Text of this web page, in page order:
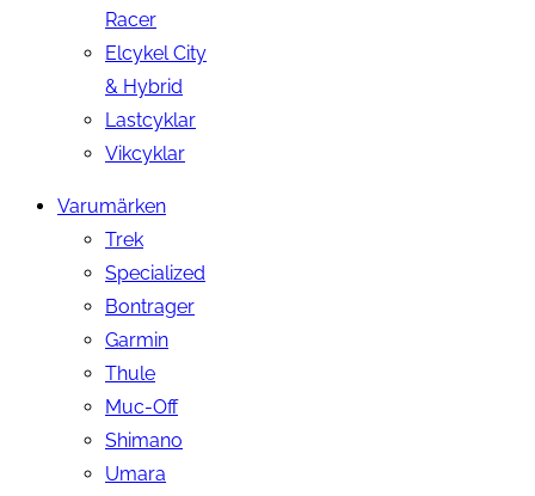
Racer
Elcykel City
& Hybrid
Lastcyklar
Vikcyklar
Varumärken
Trek
Specialized
Bontrager
Garmin
Thule
Muc-Off
Shimano
Umara